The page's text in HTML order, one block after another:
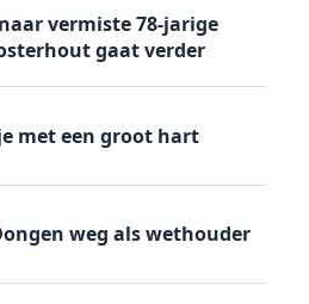
vermiste 78-jarige
gaat verder
met een groot hart
weg als wethouder